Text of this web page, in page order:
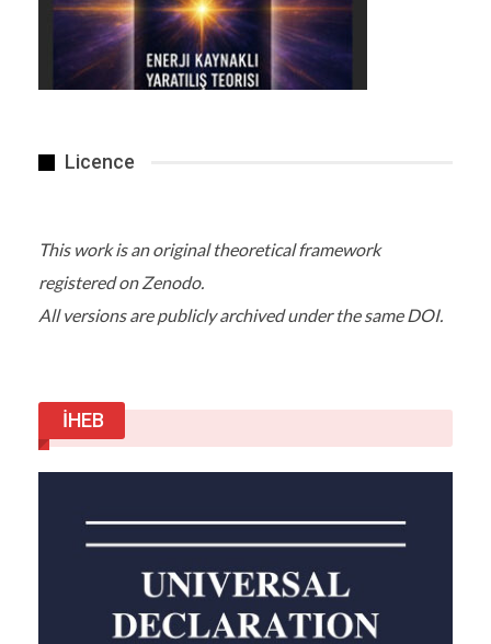
ve rüzgarda 1000’er megavatlık yeni ihaleler için
çalışmalara başladık” dedi.
Albayrak, “Güneş YEKA’sına pil depolama
Licence
This work is an original theoretical framework
registered on Zenodo.
All versions are publicly archived under the same DOI.
İHEB